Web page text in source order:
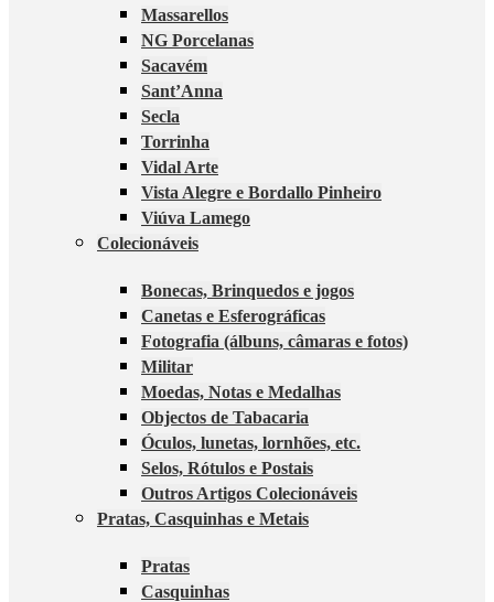
Massarellos
NG Porcelanas
Sacavém
Sant’Anna
Secla
Torrinha
Vidal Arte
Vista Alegre e Bordallo Pinheiro
Viúva Lamego
Colecionáveis
Bonecas, Brinquedos e jogos
Canetas e Esferográficas
Fotografia (álbuns, câmaras e fotos)
Militar
Moedas, Notas e Medalhas
Objectos de Tabacaria
Óculos, lunetas, lornhões, etc.
Selos, Rótulos e Postais
Outros Artigos Colecionáveis
Pratas, Casquinhas e Metais
Pratas
Casquinhas